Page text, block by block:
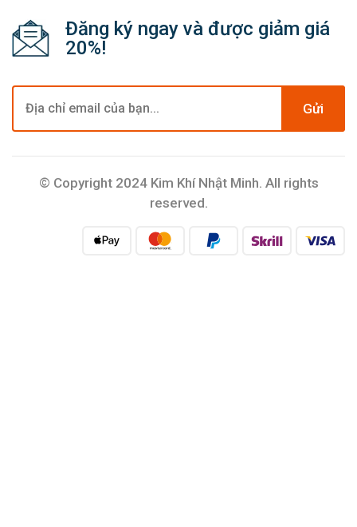
Đăng ký ngay và được giảm giá
20%!
Gửi
© Copyright 2024 Kim Khí Nhật Minh. All rights
reserved.